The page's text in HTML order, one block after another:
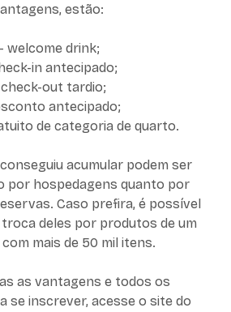
estão:
- welcome drink;
in antecipado;
out tardio;
antecipado;
de categoria de quarto.
acumular podem ser
por hospedagens quanto por
Caso prefira, é possível
deles por produtos de um
mais de 50 mil itens.
as vantagens e todos os
se inscrever, acesse o site do